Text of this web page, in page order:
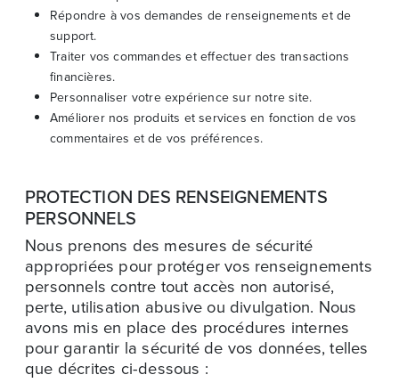
Répondre à vos demandes de renseignements et de
support.
Traiter vos commandes et effectuer des transactions
financières.
Personnaliser votre expérience sur notre site.
Améliorer nos produits et services en fonction de vos
commentaires et de vos préférences.
PROTECTION DES RENSEIGNEMENTS
PERSONNELS
Nous prenons des mesures de sécurité
appropriées pour protéger vos renseignements
personnels contre tout accès non autorisé,
perte, utilisation abusive ou divulgation. Nous
avons mis en place des procédures internes
pour garantir la sécurité de vos données, telles
que décrites ci-dessous :